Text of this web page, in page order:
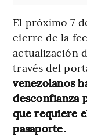
El próximo 7
cierre de la
actualización
través del
venezolanos
desconfianza
que requiere
pasaporte.